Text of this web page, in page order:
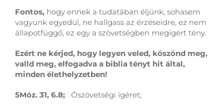
Fontos, hogy ennek a tudatában éljünk, sohasem
vagyunk egyedül, ne hallgass az érzéseidre, ez nem
állapotfüggő, ez egy a szövetségben megígért tény.
Ezért ne kérjed, hogy legyen veled, köszönd meg,
valld meg, elfogadva a biblia tényt hit által,
minden élethelyzetben!
5Móz. 31, 6.8; Ószövetségi ígéret;